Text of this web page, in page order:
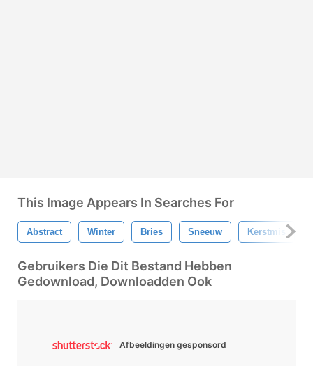
This Image Appears In Searches For
Abstract Winter Bries Sneeuw Kerstmis
Gebruikers Die Dit Bestand Hebben
Gedownload, Downloadden Ook
Afbeeldingen gesponsord